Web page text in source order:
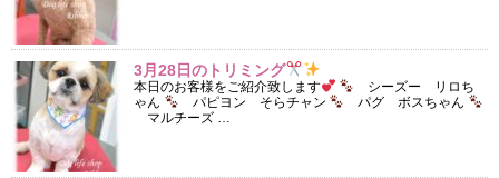
3月28日のトリミング
本日のお客様をご紹介致します
シーズー リロち
ゃん
パピヨン そらチャン
パグ ボスちゃん
マルチーズ …